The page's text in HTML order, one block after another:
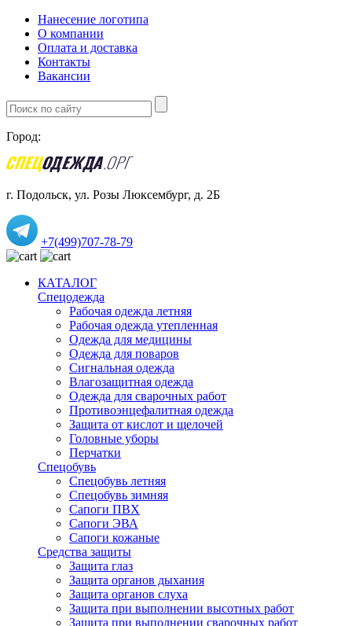
Нанесение логотипа
О компании
Оплата и доставка
Контакты
Вакансии
Город:
г. Подольск, ул. Розы Люксембург, д. 2Б
+7(499)707-78-79
КАТАЛОГ
Спецодежда
Рабочая одежда летняя
Рабочая одежда утепленная
Одежда для медицины
Одежда для поваров
Сигнальная одежда
Влагозащитная одежда
Одежда для сварочных работ
Противоэнцефалитная одежда
Защита от кислот и щелочей
Головные уборы
Перчатки
Спецобувь
Спецобувь летняя
Спецобувь зимняя
Сапоги ПВХ
Сапоги ЭВА
Сапоги кожаные
Средства защиты
Защита глаз
Защита органов дыхания
Защита органов слуха
Защита при выполнении высотных работ
Защита при выполнении сварочных работ